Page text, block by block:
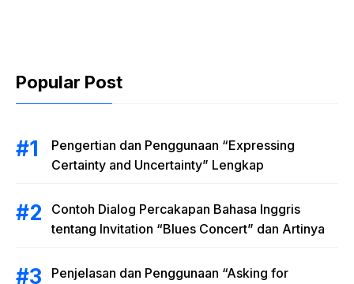
Popular Post
Pengertian dan Penggunaan “Expressing
Certainty and Uncertainty” Lengkap
Contoh Dialog Percakapan Bahasa Inggris
tentang Invitation “Blues Concert” dan Artinya
Penjelasan dan Penggunaan “Asking for